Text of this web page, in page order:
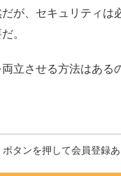
が、セキュリティ
。
立させる方法はある
タンを押して会員登録